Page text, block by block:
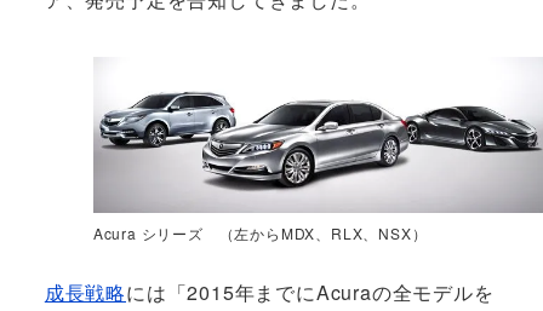
Acura シリーズ （左からMDX、RLX、NSX）
成長戦略には「2015年までにAcuraの全モデルを